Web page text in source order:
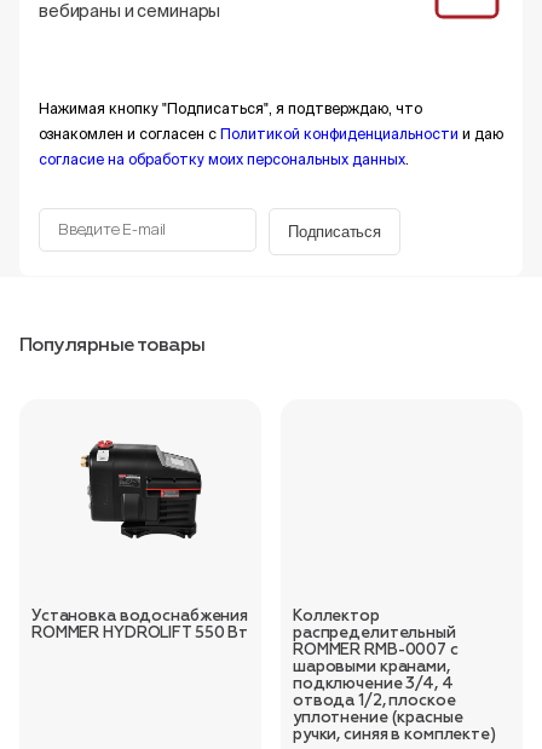
вебираны и семинары
Нажимая кнопку "Подписаться", я подтверждаю, что
ознакомлен и согласен с Политикой конфиденциальности и даю
согласие на обработку моих персональных данных
Подписаться
Популярные товары
Установка водоснабжения
ROMMER HYDROLIFT 550 Вт
Коллектор
распределительный
ROMMER RMB-0007 с
шаровыми кранами,
подключение 3/4, 4
отвода 1/2, плоское
уплотнение (красные
ручки, синяя в комплекте)